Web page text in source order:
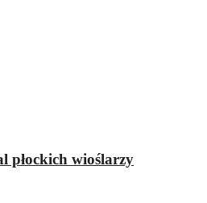
płockich wioślarzy